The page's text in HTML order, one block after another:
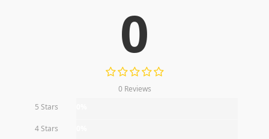
0
0 Reviews
5 Stars
4 Stars